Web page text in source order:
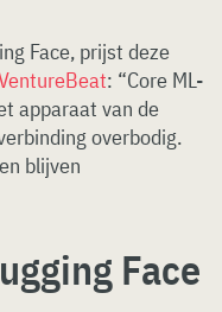
Face, prijst deze
: “Core ML-
apparaat van de
overbodig.
blijven
Face